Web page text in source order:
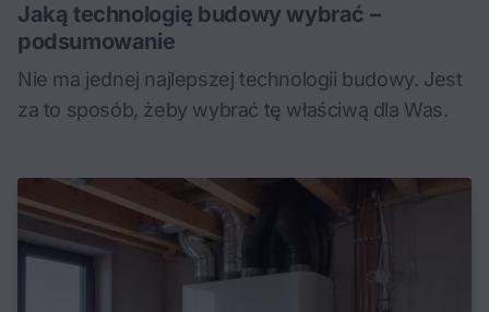
Jaką technologię budowy wybrać –
podsumowanie
Nie ma jednej najlepszej technologii budowy. Jest
za to sposób, żeby wybrać tę właściwą dla Was.